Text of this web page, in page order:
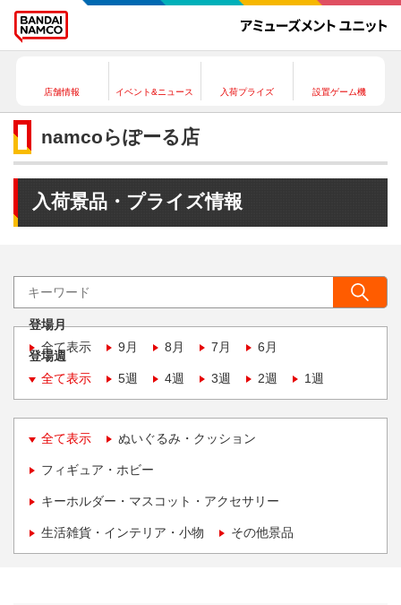
店舗情報 イベント&ニュース 入荷プライズ 設置ゲーム機
namcoらぽーる店
入荷景品・プライズ情報
登場月
全て表示
9月 8月 7月 6月
登場週
全て表示
5週 4週 3週 2週 1週
全て表示 ぬいぐるみ・クッション
フィギュア・ホビー
キーホルダー・マスコット・アクセサリー
生活雑貨・インテリア・小物 その他景品